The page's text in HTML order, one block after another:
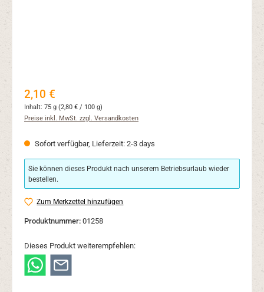
Regulärer Preis:
2,10 €
Inhalt: 75 g (2,80 € / 100 g)
Preise inkl. MwSt. zzgl. Versandkosten
Sofort verfügbar, Lieferzeit: 2-3 days
Sie können dieses Produkt nach unserem Betriebsurlaub wieder
bestellen.
Zum Merkzettel hinzufügen
Produktnummer: 01258
Dieses Produkt weiterempfehlen: